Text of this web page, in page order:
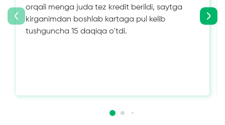
orqali menga juda tez kredit berildi, saytga
kirganimdan boshlab kartaga pul kelib
tushguncha 15 daqiqa o'tdi.